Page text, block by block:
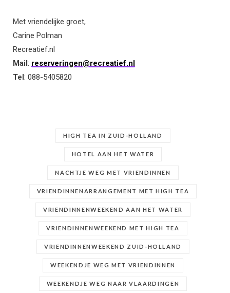
Met vriendelijke groet,
Carine Polman
Recreatief.nl
Mail : reserveringen@recreatief.nl
Tel : 088-5405820
HIGH TEA IN ZUID-HOLLAND
HOTEL AAN HET WATER
NACHTJE WEG MET VRIENDINNEN
VRIENDINNENARRANGEMENT MET HIGH TEA
VRIENDINNENWEEKEND AAN HET WATER
VRIENDINNENWEEKEND MET HIGH TEA
VRIENDINNENWEEKEND ZUID-HOLLAND
WEEKENDJE WEG MET VRIENDINNEN
WEEKENDJE WEG NAAR VLAARDINGEN